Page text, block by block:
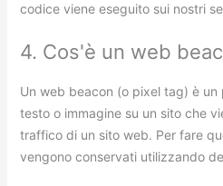
codice viene eseguito sui nostri
4. Cos'è un web
Un web beacon (o pixel tag) è
testo o immagine su un sito che
traffico di un sito web. Per fare
vengono conservati utilizzando